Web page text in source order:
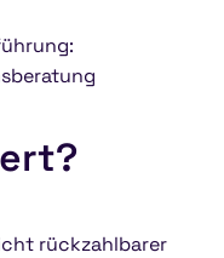
rückzahlbarer